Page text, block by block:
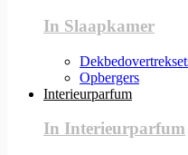
In Slaapkamer
Opbergers
Interieurparfum
In Interieurparfum